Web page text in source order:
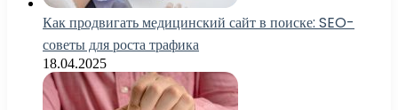
Как продвигать медицинский сайт в поиске: SEO-
советы для роста трафика
18.04.2025